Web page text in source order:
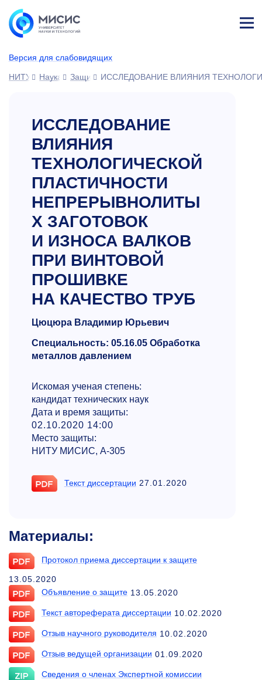
Версия для слабовидящих
ине
НИТУ МИСИС
Наука Защиты диссертаций
ИССЛЕДОВАНИЕ ВЛИЯНИЯ
ИССЛЕДОВАНИЕ
ВЛИЯНИЯ
ТЕХНОЛОГИЧЕСКОЙ
ПЛАСТИЧНОСТИ
НЕПРЕРЫВНОЛИТЫ
Х ЗАГОТОВОК
И ИЗНОСА ВАЛКОВ
ПРИ ВИНТОВОЙ
ПРОШИВКЕ
НА КАЧЕСТВО ТРУБ
Цюцюра Владимир Юрьевич
Специальность: 05.16.05 Обработка
металлов давлением
Искомая ученая степень:
кандидат технических наук
Дата и время защиты:
02.10.2020 14:00
Место защиты:
НИТУ МИСИС, А-305
Текст диссертации 27.01.2020
Материалы:
Протокол приема диссертации к защите
13.05.2020
Объявление о защите 13.05.2020
Текст автореферата диссертации 10.02.2020
Отзыв научного руководителя 10.02.2020
Отзыв ведущей организации 01.09.2020
Сведения о членах Экспертной комиссии